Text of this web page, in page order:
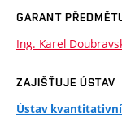
GARANT
Ing. Karel
ZAJIŠŤUJE ÚSTAV
Ústav